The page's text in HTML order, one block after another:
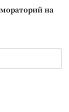
на